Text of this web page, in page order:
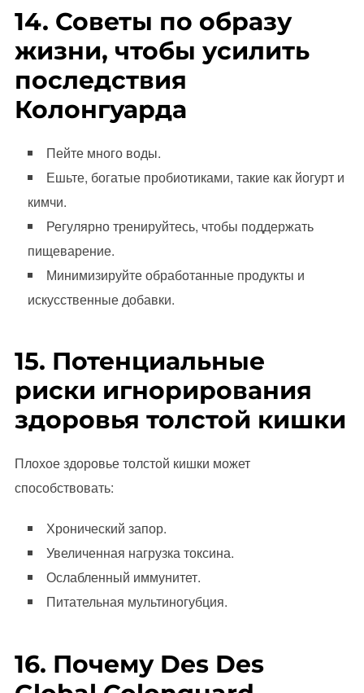
14. Советы по образу
жизни, чтобы усилить
последствия
Колонгуарда
Пейте много воды.
Ешьте, богатые пробиотиками, такие как йогурт и
кимчи.
Регулярно тренируйтесь, чтобы поддержать
пищеварение.
Минимизируйте обработанные продукты и
искусственные добавки.
15. Потенциальные
риски игнорирования
здоровья толстой кишки
Плохое здоровье толстой кишки может
способствовать:
Хронический запор.
Увеличенная нагрузка токсина.
Ослабленный иммунитет.
Питательная мультиногубция.
16. Почему Des Des